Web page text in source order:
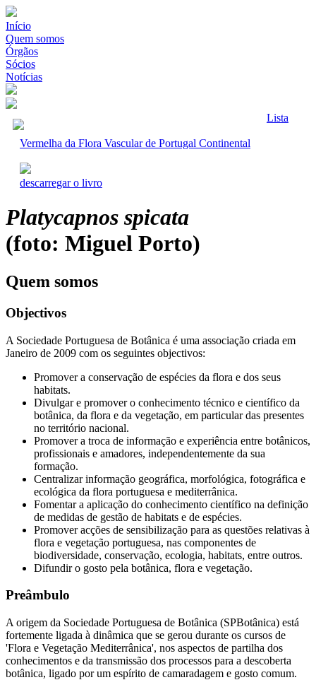
Início
Quem somos
Órgãos
Sócios
Notícias
Lista
Vermelha da Flora Vascular de Portugal Continental
descarregar o livro
Platycapnos spicata
(foto: Miguel Porto)
Quem somos
Objectivos
A Sociedade Portuguesa de Botânica é uma associação criada em
Janeiro de 2009 com os seguintes objectivos:
Promover a conservação de espécies da flora e dos seus
habitats.
Divulgar e promover o conhecimento técnico e científico da
botânica, da flora e da vegetação, em particular das presentes
no território nacional.
Promover a troca de informação e experiência entre botânicos,
profissionais e amadores, independentemente da sua
formação.
Centralizar informação geográfica, morfológica, fotográfica e
ecológica da flora portuguesa e mediterrânica.
Fomentar a aplicação do conhecimento científico na definição
de medidas de gestão de habitats e de espécies.
Promover acções de sensibilização para as questões relativas à
flora e vegetação portuguesa, nas componentes de
biodiversidade, conservação, ecologia, habitats, entre outros.
Difundir o gosto pela botânica, flora e vegetação.
Preâmbulo
A origem da Sociedade Portuguesa de Botânica (SPBotânica) está
fortemente ligada à dinâmica que se gerou durante os cursos de
'Flora e Vegetação Mediterrânica', nos aspectos de partilha dos
conhecimentos e da transmissão dos processos para a descoberta
botânica, ligado por um espírito de camaradagem e gosto comum.